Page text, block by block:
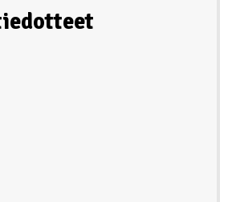
2026
2026
2025